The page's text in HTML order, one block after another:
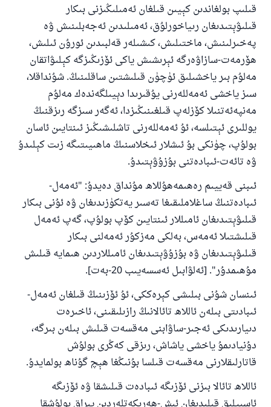
قىلىپ بولغاندىن كېيىن قىلغان ئەمىلىڭىزنى بىكار
قىلىۋېتىدىغان رىياخورلۇق، ئەمىلىدىن ئەجەبلىنىش ۋە
پەخىرلىنىش، ماختىلىش، كىشىلەر قەلبىدىن ئورۇن ئىلىش،
ھۆرمەت-سازاۋەرگە ئېرىشىش ياكى ئۆزىڭىزگە كېلىۋاتقان
مەلۇم بىر ياخشىلىق ئۈچۈن قىلىشتىن ساقلىنىڭ. شۇنداقلا،
سىز ياخشى ئەمەللەرنى يۇقىرىدا دېيىلگەندەك مەلۇم
مەنپەئەتنىلا كۆزلەپ قىلغىنىڭىزدا، ئەگەر سىزگە رىزقنىڭ
يوللىرى ئېتىلسە، ئۇ ئەمەللەرنى تاشلىشىڭىز ئىنتايىن ئاسان
بولۇپ، چۈنكى بۇ ئىشلار ئىخلاسنىڭ ماھىيىتىگە زىت كېلىدۇ
ۋە تائەت-ئىبادەتنى بۇزۇۋېتىدۇ.
ئىبنى قەييىم رەھىمەھۇللاھ مۇنداق دەيدۇ: "ئەمەل-
ئىبادەتنىڭ ساغلاملىقىغا تەسىر يەتكۈزىدىغان ۋە ئۇنى بىكار
قىلىۋېتىدىغان ئامىللار ئىنتايىن كۆپ بولۇپ، گەپ ئەمەل
قىلىشتىلا ئەمەس، بەلكى مەزكۇر ئەمەلنى بىكار
قىلىۋېتىدىغان ۋە بۇزۇۋېتىدىغان ئامىللاردىن ھىمايە قىلىش
مۇھىمدۇر". [ئەلۋابىل ئەسسەيىب 20-بەت].
ئىنسان شۇنى بىلىشى كېرەككى، ئۇ ئۆزىنىڭ قىلغان ئەمەل-
ئىبادىتى بىلەن ئاللاھ تائالانىڭ رازىلىقىنى، ئاخىرەت
دىيارىدىكى ئەجىر-ساۋابنى مەقسەت قىلىش بىلەن بىرگە،
دۇنيادىمۇ ياخشى ياشاش، رىزقى كەڭرى بولۇش
قاتارلىقلارنى مەقسەت قىلسا بۇنىڭغا ھېچ گۇناھ بولمايدۇ.
ئاللاھ تائالا بىزنى ئۆزىگە ئىبادەت قىلىشقا ۋە ئۆزىگە
پەيغەمبەرئەلەيھىسسالام مۇنداق دېگەن:
ياخشىلىققا باشلارپ قويغان كىشى قىلغۇچىغا
ئوخشاش ساۋاپقا ئېرىشىدۇ
مۇسلىم رىۋايەت قىلغان (1893) ھەدىس
ئىئائە